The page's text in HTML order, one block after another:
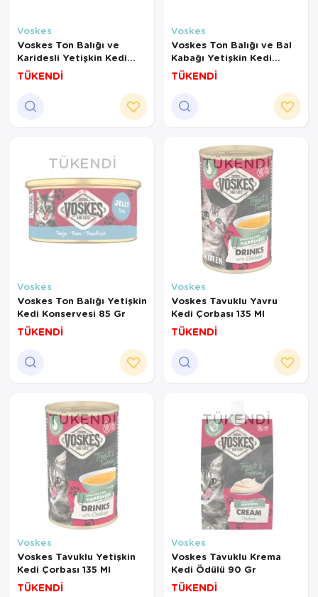
Voskes
Voskes Ton Balığı ve
Karidesli Yetişkin Kedi
Konservesi 85 Gr
TÜKENDİ
Voskes
Voskes Ton Balığı ve Bal
Kabağı Yetişkin Kedi
Konservesi 85gr
TÜKENDİ
TÜKENDI
Voskes
Voskes Ton Balığı Yetişkin
Kedi Konservesi 85 Gr
TÜKENDİ
TÜKENDI
Voskes
Voskes Tavuklu Yavru
Kedi Çorbası 135 Ml
TÜKENDİ
TÜKENDI
Voskes
Voskes Tavuklu Yetişkin
Kedi Çorbası 135 Ml
TÜKENDİ
TÜKENDI
Voskes
Voskes Tavuklu Krema
Kedi Ödülü 90 Gr
TÜKENDİ